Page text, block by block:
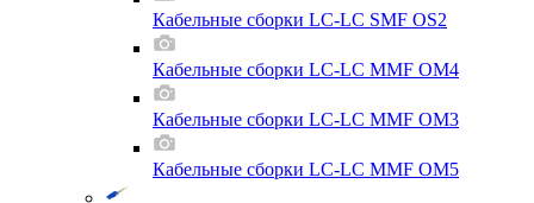
Кабельные сборки LC-LC SMF OS2
Кабельные сборки LC-LC MMF OM4
Кабельные сборки LC-LC MMF OM3
Кабельные сборки LC-LC MMF OM5